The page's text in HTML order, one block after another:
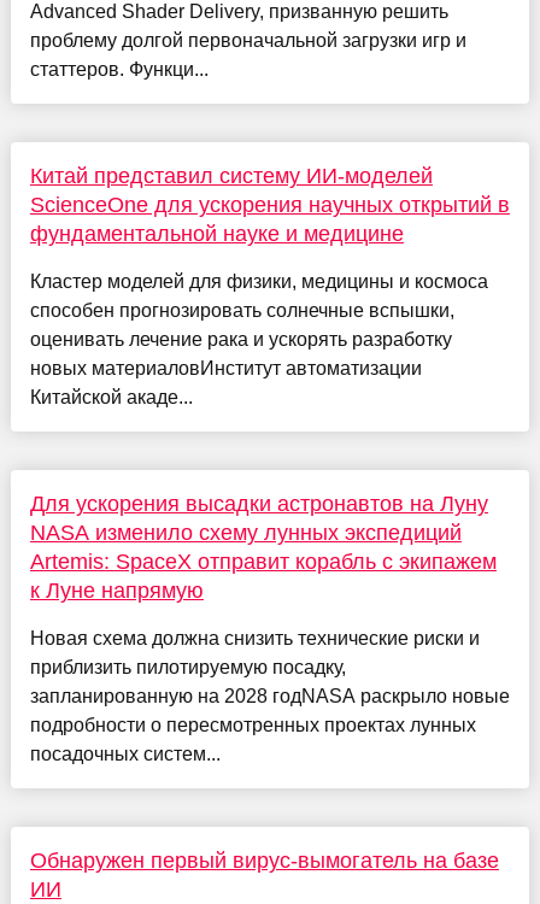
Advanced Shader Delivery, призванную решить
проблему долгой первоначальной загрузки игр и
статтеров. Функци...
Китай представил систему ИИ-моделей
ScienceOne для ускорения научных открытий в
фундаментальной науке и медицине
Кластер моделей для физики, медицины и космоса
способен прогнозировать солнечные вспышки,
оценивать лечение рака и ускорять разработку
новых материаловИнститут автоматизации
Китайской акаде...
Для ускорения высадки астронавтов на Луну
NASA изменило схему лунных экспедиций
Artemis: SpaceX отправит корабль с экипажем
к Луне напрямую
Новая схема должна снизить технические риски и
приблизить пилотируемую посадку,
запланированную на 2028 годNASA раскрыло новые
подробности о пересмотренных проектах лунных
посадочных систем...
Обнаружен первый вирус-вымогатель на базе
ИИ